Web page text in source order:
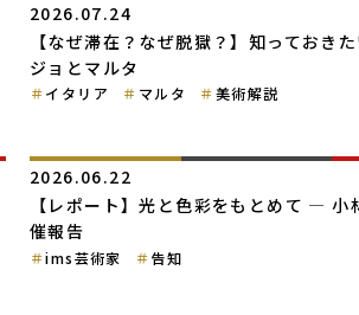
2026.07.24
【なぜ滞在？なぜ脱獄？】知っておき
ジョとマルタ
イタリア マルタ 美術解説
2026.06.22
【レポート】光と色彩をもとめて ― 小
催報告
ims芸術家 告知